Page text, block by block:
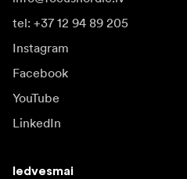
tel: +37 12 94 89 205
Instagram
Facebook
YouTube
LinkedIn
Iedvesmai